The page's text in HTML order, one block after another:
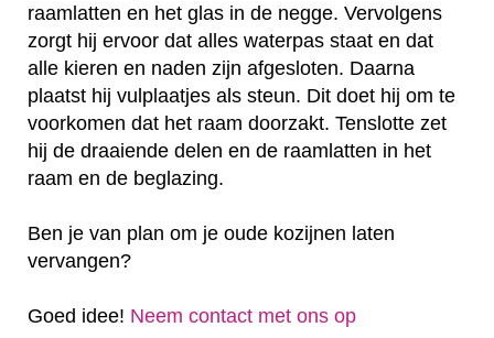
raamlatten en het glas in de negge. Vervolgens
zorgt hij ervoor dat alles waterpas staat en dat
alle kieren en naden zijn afgesloten. Daarna
plaatst hij vulplaatjes als steun. Dit doet hij om te
voorkomen dat het raam doorzakt. Tenslotte zet
hij de draaiende delen en de raamlatten in het
raam en de beglazing.
Ben je van plan om je oude kozijnen laten
vervangen?
Goed idee! Neem contact met ons op